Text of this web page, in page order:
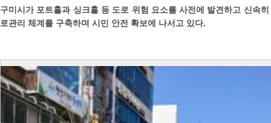
구미시가 포트홀과 싱크홀 등 도로 위험 요소를 사전에 발견하고 신속
로관리 체계를 구축하며 시민 안전 확보에 나서고 있다.